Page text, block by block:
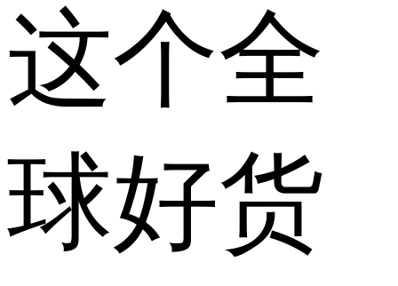
这个全
球好货